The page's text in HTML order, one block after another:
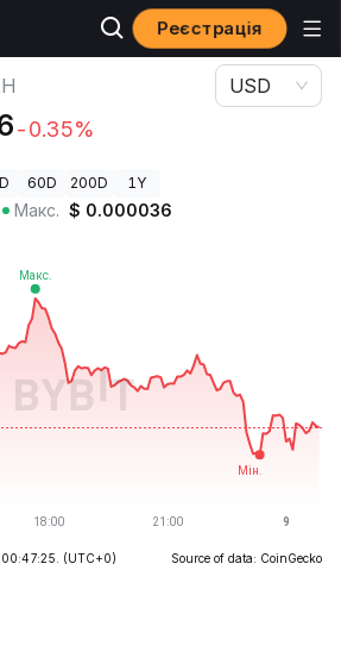
Реєстрація
-0.35%
USD
60D 200D 1Y
Макс. $ 0.000036
(UTC+0) Source of data: CoinGecko